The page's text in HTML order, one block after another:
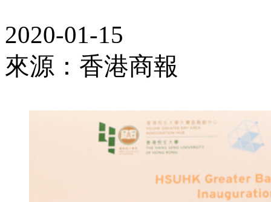
2020-01-15
來源：香港商報